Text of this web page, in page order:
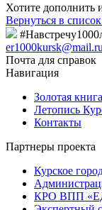
Хотите дополнить
Вернуться в список
er1000kursk@mail.ru
Почта для справок
Навигация
Золотая книга
Летопись
Контакты
Партнеры проекта
Курское
КРО ВПП